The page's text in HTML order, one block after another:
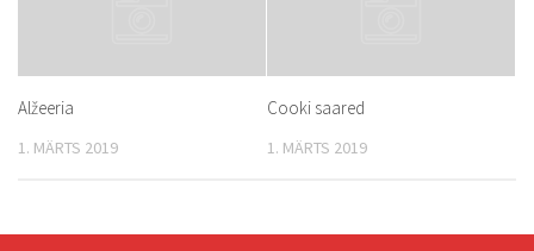
Alžeeria
1. MÄRTS 2019
Cooki saared
1. MÄRTS 2019